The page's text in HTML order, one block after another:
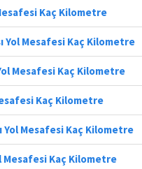
Kaç Kilometre
Yol Mesafesi Kaç Kilometre
Mesafesi Kaç Kilometre
Kaç Kilometre
Yol Mesafesi Kaç Kilometre
Mesafesi Kaç Kilometre